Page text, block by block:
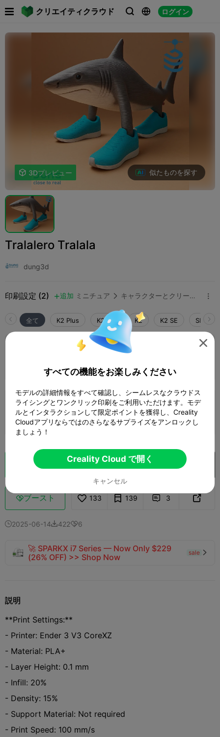
クリエイティクラウド   ログイン
 
 3Dプレビュー 似たものを探す
Tralalero Tralala
dung3d
印刷設定 (2) 追加 ミニチュア  キャラクターとクリーチャー 
全て K2 Plus K2 Pro K2 K2 SE
0.2mm layer, 2 walls, 15% infill
0.2mm layer, 2 walls, 15% infill
 08h 56m  1 プレート  193.93g
クラウドスライス Creality Cloud で開く
ブースト 133 139  3 
2025-06-144226
🚀 SPARKX i7 Series — Now Only $229
(26% OFF) >> Shop Now
sale 
説明
**Print Settings:**
- Printer: Ender 3 V3 CoreXZ
- Material: PLA+
- Layer Height: 0.1 mm
- Infill: 20%
- Density: 15%
- Support Material: Not required
- Print Speed: 100 mm/s

すべての機能をお楽しみください
モデルの詳細情報をすべて確認し、シームレスなクラウドス
ライシングとワンクリック印刷をご利用いただけます。モデ
ルとインタラクションして限定ポイントを獲得し、Creality
Cloudアプリならではのさらなるサプライズをアンロックし
ましょう！
Creality Cloud で開く
キャンセル